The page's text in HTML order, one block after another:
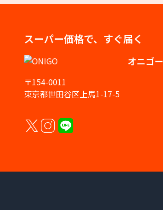
スーパー価格で、すぐ届く
オニゴー
〒154-0011
東京都世田谷区上馬1-17-5